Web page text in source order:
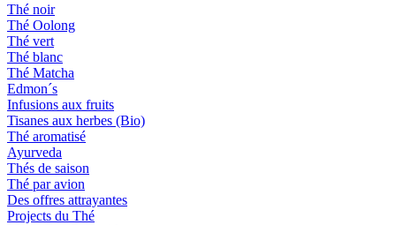
Thé noir
Thé Oolong
Thé vert
Thé blanc
Thé Matcha
Edmon´s
Infusions aux fruits
Tisanes aux herbes (Bio)
Thé aromatisé
Ayurveda
Thés de saison
Thé par avion
Des offres attrayantes
Projects du Thé